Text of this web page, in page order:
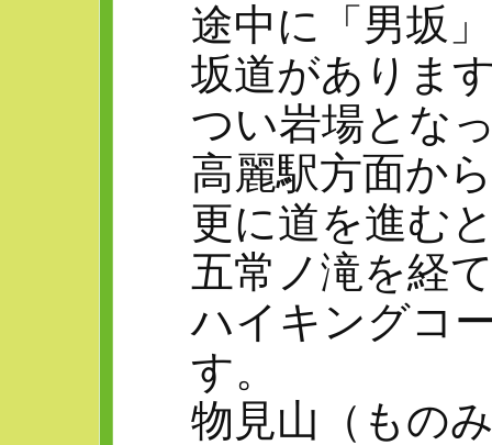
途中に「男坂
坂道がありま
つい岩場とな
高麗駅方面か
更に道を進む
五常ノ滝を経
ハイキングコ
す。
物見山（もの